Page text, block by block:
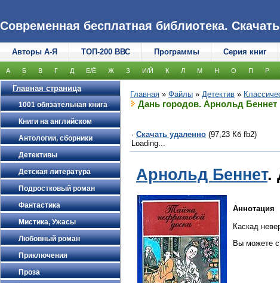
Современная бесплатная библиотека.
Авторы А-Я ТОП-200 ВВС Программы Серия книг
А Б В Г Д Е/Ё Ж З И/Й К Л М Н О П Р
Главная страница
1001 обязательная книга
Книги на английском
Антологии, сборники
Детективы
Детская литература
Подростковый роман
Фантастика
Мистика, Ужасы
Любовный роман
Приключения
Проза
Главная » Файлы » Детектив »
Дань городов. Арнольд Беннет
· Скачать удаленно (97,23 Кб fb2)
Loading...
Арнольд Беннет.
Аннотация
Каскад
Вы можете